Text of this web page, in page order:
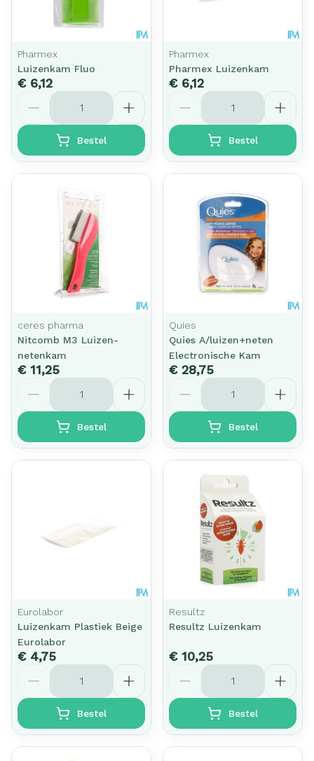
Pharmex
Luizenkam Fluo
€ 6,12
Aantal
Bestel
Pharmex
Pharmex Luizenkam
€ 6,12
Aantal
Bestel
ceres pharma
Nitcomb M3 Luizen-
netenkam
€ 11,25
Aantal
Bestel
Quies
Quies A/luizen+neten
Electronische Kam
€ 28,75
Aantal
Bestel
Eurolabor
Luizenkam Plastiek Beige
Eurolabor
€ 4,75
Aantal
Bestel
Resultz
Resultz Luizenkam
€ 10,25
Aantal
Bestel